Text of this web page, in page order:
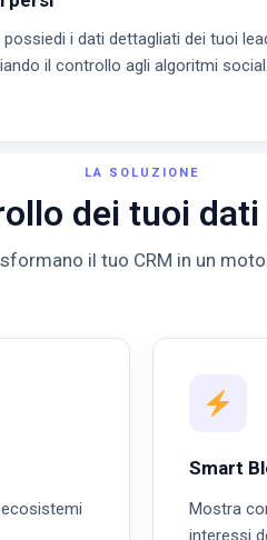
possiedi i dati dettagliati dei tuoi
il controllo agli algoritmi social.
LA SOLUZIONE
dei tuoi
il tuo CRM in un
Smart
Mostra